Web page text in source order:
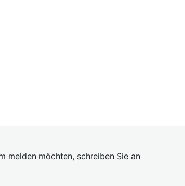
melden möchten, schreiben Sie an